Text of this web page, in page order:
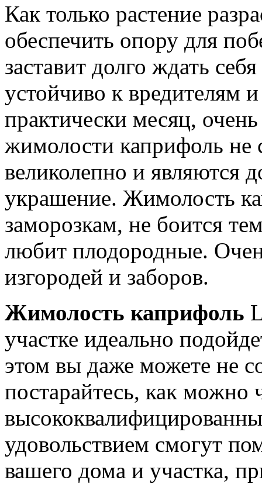
Как только растение
обеспечить опору для
заставит долго ждать
устойчиво к вредителям
практически месяц,
жимолости каприфоль не
великолепно и являются
украшение. Жимолость
заморозкам, не боится
любит плодородные.
изгородей и заборов.
Жимолость каприфоль
участке идеально
этом вы даже можете не
постарайтесь, как можно
удовольствием смогут
вашего дома и участка,